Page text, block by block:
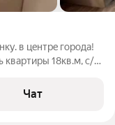
в цeнтpe гopoда!
квapтиры 18кв.м, с/у
плита, диван,
Чат